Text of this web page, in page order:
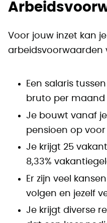
Voor jouw inzet kan
arbeidsvoorwaarden
Een salaris
bruto per maand
Je bouwt vanaf
pensioen op
Je krijgt 25
8,33%
Er zijn veel
volgen en jezelf
Je krijgt diverse